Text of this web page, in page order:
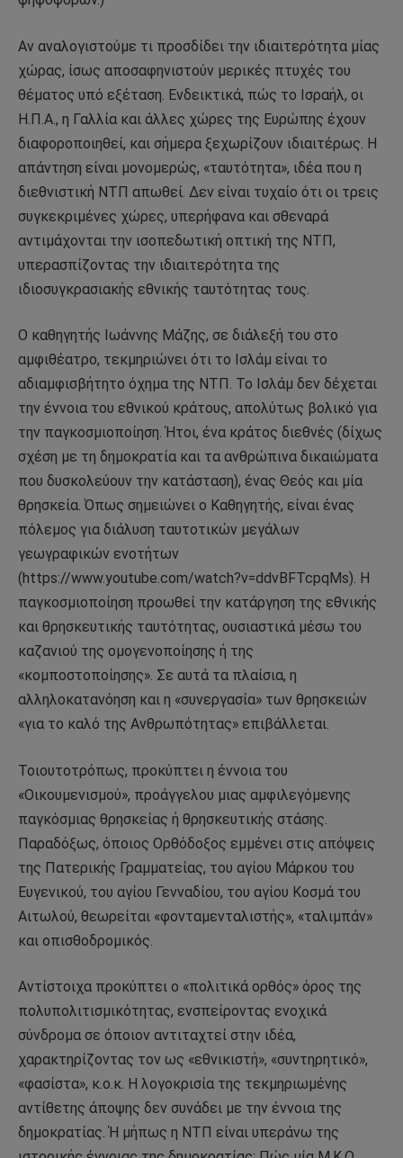
Αν αναλογιστούμε τι προσδίδει την ιδιαιτερότητα μίας
χώρας, ίσως αποσαφηνιστούν μερικές πτυχές του
θέματος υπό εξέταση. Ενδεικτικά, πώς το Ισραήλ, οι
Η.Π.Α., η Γαλλία και άλλες χώρες της Ευρώπης έχουν
διαφοροποιηθεί, και σήμερα ξεχωρίζουν ιδιαιτέρως. Η
απάντηση είναι μονομερώς, «ταυτότητα», ιδέα που η
διεθνιστική ΝΤΠ απωθεί. Δεν είναι τυχαίο ότι οι τρεις
συγκεκριμένες χώρες, υπερήφανα και σθεναρά
αντιμάχονται την ισοπεδωτική οπτική της ΝΤΠ,
υπερασπίζοντας την ιδιαιτερότητα της
ιδιοσυγκρασιακής εθνικής ταυτότητας τους.
Ο καθηγητής Ιωάννης Μάζης, σε διάλεξή του στο
αμφιθέατρο, τεκμηριώνει ότι το Ισλάμ είναι το
αδιαμφισβήτητο όχημα της ΝΤΠ. Το Ισλάμ δεν δέχεται
την έννοια του εθνικού κράτους, απολύτως βολικό για
την παγκοσμιοποίηση. Ήτοι, ένα κράτος διεθνές (δίχως
σχέση με τη δημοκρατία και τα ανθρώπινα δικαιώματα
που δυσκολεύουν την κατάσταση), ένας Θεός και μία
θρησκεία. Όπως σημειώνει ο Καθηγητής, είναι ένας
πόλεμος για διάλυση ταυτοτικών μεγάλων
γεωγραφικών ενοτήτων
(https://www.youtube.com/watch?v=ddvBFTcpqMs). Η
παγκοσμιοποίηση προωθεί την κατάργηση της εθνικής
και θρησκευτικής ταυτότητας, ουσιαστικά μέσω του
καζανιού της ομογενοποίησης ή της
«κομποστοποίησης». Σε αυτά τα πλαίσια, η
αλληλοκατανόηση και η «συνεργασία» των θρησκειών
«για το καλό της Ανθρωπότητας» επιβάλλεται.
Τοιουτοτρόπως, προκύπτει η έννοια του
«Οικουμενισμού», προάγγελου μιας αμφιλεγόμενης
παγκόσμιας θρησκείας ή θρησκευτικής στάσης.
Παραδόξως, όποιος Ορθόδοξος εμμένει στις απόψεις
της Πατερικής Γραμματείας, του αγίου Μάρκου του
Ευγενικού, του αγίου Γενναδίου, του αγίου Κοσμά του
Αιτωλού, θεωρείται «φονταμενταλιστής», «ταλιμπάν»
και οπισθοδρομικός.
Αντίστοιχα προκύπτει ο «πολιτικά ορθός» όρος της
πολυπολιτισμικότητας, ενσπείροντας ενοχικά
σύνδρομα σε όποιον αντιταχτεί στην ιδέα,
χαρακτηρίζοντας τον ως «εθνικιστή», «συντηρητικό»,
«φασίστα», κ.ο.κ. Η λογοκρισία της τεκμηριωμένης
αντίθετης άποψης δεν συνάδει με την έννοια της
δημοκρατίας. Ή μήπως η ΝΤΠ είναι υπεράνω της